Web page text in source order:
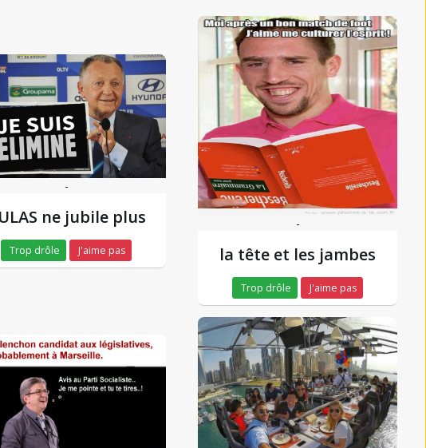
-
ne jubile plus
Trop drôle J'aime pas
-
la tête et les jambes
Trop drôle J'aime pas